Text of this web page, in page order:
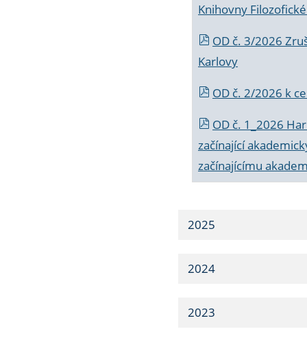
Knihovny
OD č. 3/2026
Karlovy
OD č. 2/2026 k
OD č. 1_2026
začínající
začínajícímu
2025
2024
2023